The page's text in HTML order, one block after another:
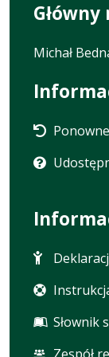
Michał
Słownik
Zespół